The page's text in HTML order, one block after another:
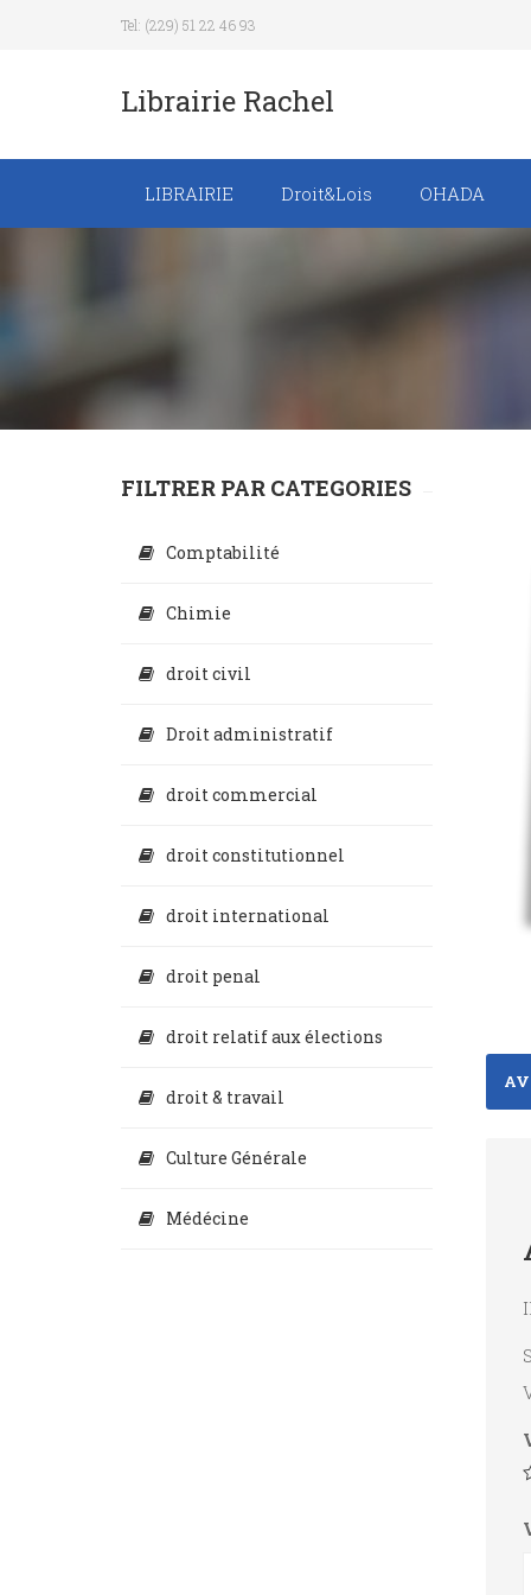
Tel: (229) 51 22 46 93
Librairie Rachel
LIBRAIRIE Droit&Lois OHADA
FILTRER PAR CATEGORIES
Comptabilité
Chimie
droit civil
Droit administratif
droit commercial
droit constitutionnel
droit international
droit penal
droit relatif aux élections
droit & travail
Culture Générale
Médécine